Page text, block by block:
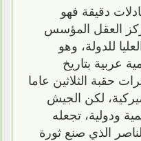
دقيقة فهو
العقل المؤسس
للدولة، وهو
عربية بتاريخ
حقبة الثلاثين عاما
لكن الجيش
ودولية، تجعله
الذي صنع ثورة